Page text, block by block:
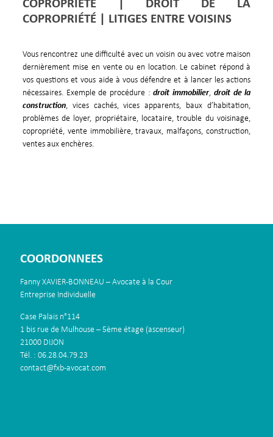
COPROPRIÉTÉ | DROIT DE LA
COPROPRIÉTÉ | LITIGES ENTRE VOISINS
Vous rencontrez une difficulté avec un voisin ou avec votre maison
dernièrement mise en vente ou en location. Le cabinet répond à
vos questions et vous aide à vous défendre et à lancer les actions
nécessaires. Exemple de procédure :droit immobilier, droit de la
construction, vices cachés, vices apparents, baux d’habitation,
problèmes de loyer, propriétaire, locataire, trouble du voisinage,
copropriété, vente immobilière, travaux, malfaçons, construction,
ventes aux enchères.
COORDONNEES
Fanny XAVIER-BONNEAU – Avocate à la Cour
Entreprise Individuelle
Case Palais n°114
1 bis rue de Mulhouse – 5ème étage (ascenseur)
21000 DIJON
Tél. : 06.28.04.79.23
contact@fxb-avocat.com